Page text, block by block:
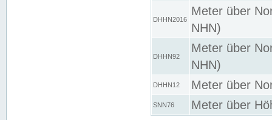
DHHN2016
Meter über
NHN)
DHHN92
Meter über
NHN)
DHHN12 Meter über
SNN76 Meter über